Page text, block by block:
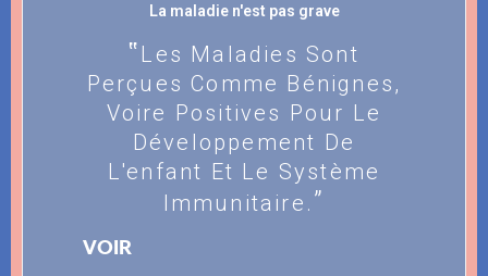
La maladie n'est pas grave
Les Maladies Sont
Perçues Comme Bénignes,
Voire Positives Pour Le
Développement De
L'enfant Et Le Système
Immunitaire.
VOIR